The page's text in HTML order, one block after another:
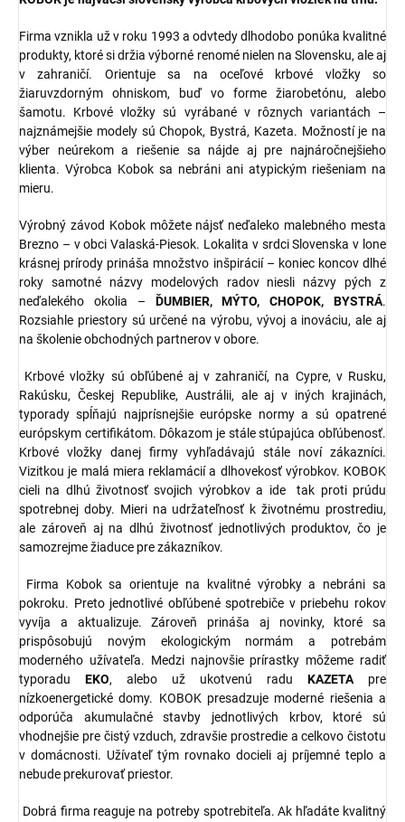
Firma vznikla už v roku 1993 a odvtedy dlhodobo ponúka kvalitné
produkty, ktoré si držia výborné renomé nielen na Slovensku, ale aj
v zahraničí. Orientuje sa na oceľové krbové vložky so
žiaruvzdorným ohniskom, buď vo forme žiarobetónu, alebo
šamotu. Krbové vložky sú vyrábané v rôznych variantách –
najznámejšie modely sú Chopok, Bystrá, Kazeta. Možností je na
výber neúrekom a riešenie sa nájde aj pre najnáročnejšieho
klienta. Výrobca Kobok sa nebráni ani atypickým riešeniam na
mieru.
Výrobný závod Kobok môžete nájsť neďaleko malebného mesta
Brezno – v obci Valaská-Piesok. Lokalita v srdci Slovenska v lone
krásnej prírody prináša množstvo inšpirácií – koniec koncov dlhé
roky samotné názvy modelových radov niesli názvy pých z
neďalekého okolia – ĎUMBIER, MÝTO, CHOPOK, BYSTRÁ.
Rozsiahle priestory sú určené na výrobu, vývoj a inováciu, ale aj
na školenie obchodných partnerov v obore.
Krbové vložky sú obľúbené aj v zahraničí, na Cypre, v Rusku,
Rakúsku, Českej Republike, Austrálii, ale aj v iných krajinách,
typorady spĺňajú najprísnejšie európske normy a sú opatrené
európskym certifikátom. Dôkazom je stále stúpajúca obľúbenosť.
Krbové vložky danej firmy vyhľadávajú stále noví zákazníci.
Vizitkou je malá miera reklamácií a dlhovekosť výrobkov. KOBOK
cieli na dlhú životnosť svojich výrobkov a ide tak proti prúdu
spotrebnej doby. Mieri na udržateľnosť k životnému prostrediu,
ale zároveň aj na dlhú životnosť jednotlivých produktov, čo je
samozrejme žiaduce pre zákazníkov.
Firma Kobok sa orientuje na kvalitné výrobky a nebráni sa
pokroku. Preto jednotlivé obľúbené spotrebiče v priebehu rokov
vyvíja a aktualizuje. Zároveň prináša aj novinky, ktoré sa
prispôsobujú novým ekologickým normám a potrebám
moderného užívateľa. Medzi najnovšie prírastky môžeme radiť
typoradu EKO, alebo už ukotvenú radu KAZETA pre
nízkoenergetické domy. KOBOK presadzuje moderné riešenia a
odporúča akumulačné stavby jednotlivých krbov, ktoré sú
vhodnejšie pre čistý vzduch, zdravšie prostredie a celkovo čistotu
v domácnosti. Užívateľ tým rovnako docieli aj príjemné teplo a
nebude prekurovať priestor.
Dobrá firma reaguje na potreby spotrebiteľa. Ak hľadáte kvalitný